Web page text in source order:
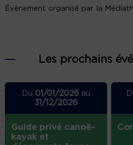
Évènement organisé par la
Les prochains
Du 01/01/2026au
31/12/2026
Guide privé canoë-
kayak et